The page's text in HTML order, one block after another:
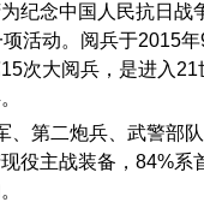
纪念中国人民抗日战
活动。阅兵于2015
次大阅兵，是进入
、第二炮兵、武警部
役主战装备，84%系